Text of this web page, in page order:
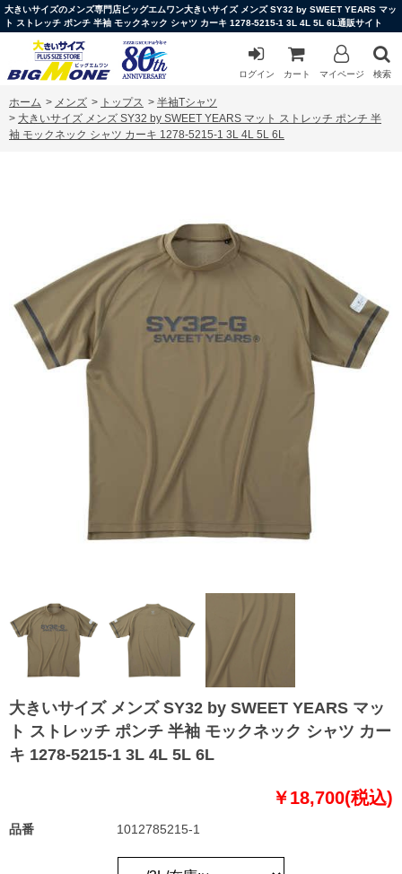
大きいサイズのメンズ専門店ビッグエムワン大きいサイズ メンズ SY32 by SWEET YEARS マッ
ト ストレッチ ポンチ 半袖 モックネック シャツ カーキ 1278-5215-1 3L 4L 5L 6L通販サイト
ログイン カート マイページ 検索
ホーム > メンズ > トップス > 半袖Tシャツ
> 大きいサイズ メンズ SY32 by SWEET YEARS マット ストレッチ ポンチ 半
袖 モックネック シャツ カーキ 1278-5215-1 3L 4L 5L 6L
大きいサイズ メンズ SY32 by SWEET YEARS マッ
ト ストレッチ ポンチ 半袖 モックネック シャツ カー
キ 1278-5215-1 3L 4L 5L 6L
￥18,700(税込)
品番 1012785215-1